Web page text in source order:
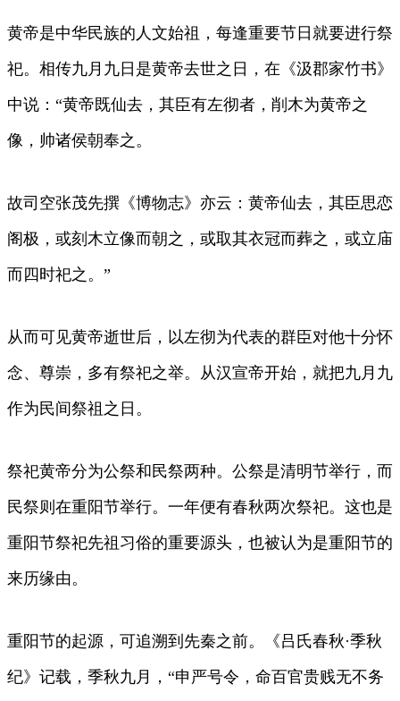
黄帝是中华民族的人文始祖，每逢重要节日就要进行祭
祀。相传九月九日是黄帝去世之日，在《汲郡家竹书》
中说：“黄帝既仙去，其臣有左彻者，削木为黄帝之
像，帅诸侯朝奉之。
故司空张茂先撰《博物志》亦云：黄帝仙去，其臣思恋
阁极，或刻木立像而朝之，或取其衣冠而葬之，或立庙
而四时祀之。”
从而可见黄帝逝世后，以左彻为代表的群臣对他十分怀
念、尊崇，多有祭祀之举。从汉宣帝开始，就把九月九
作为民间祭祖之日。
祭祀黄帝分为公祭和民祭两种。公祭是清明节举行，而
民祭则在重阳节举行。一年便有春秋两次祭祀。这也是
重阳节祭祀先祖习俗的重要源头，也被认为是重阳节的
来历缘由。
重阳节的起源，可追溯到先秦之前。《吕氏春秋·季秋
纪》记载，季秋九月，“申严号令，命百官贵贱无不务